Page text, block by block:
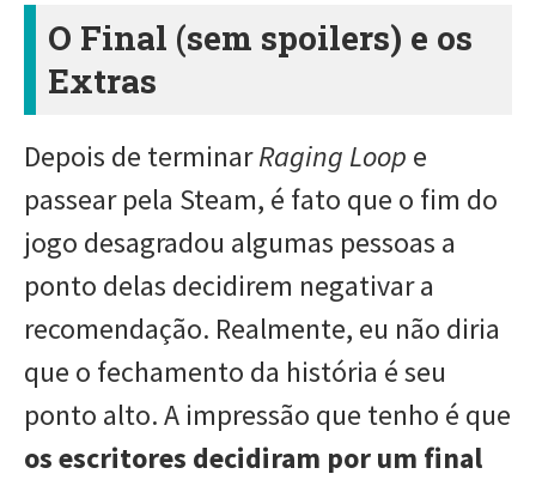
O Final (sem spoilers) e os
Extras
Depois de terminarRaging Loop e
passear pela Steam, é fato que o fim do
jogo desagradou algumas pessoas a
ponto delas decidirem negativar a
recomendação. Realmente, eu não diria
que o fechamento da história é seu
ponto alto. A impressão que tenho é que
os escritores decidiram por um final